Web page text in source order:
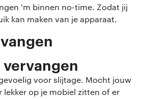
'm binnen no-time. Zodat jij
kan maken van je apparaat.
vervangen
voor slijtage. Mocht jouw
lekker op je mobiel zitten of er